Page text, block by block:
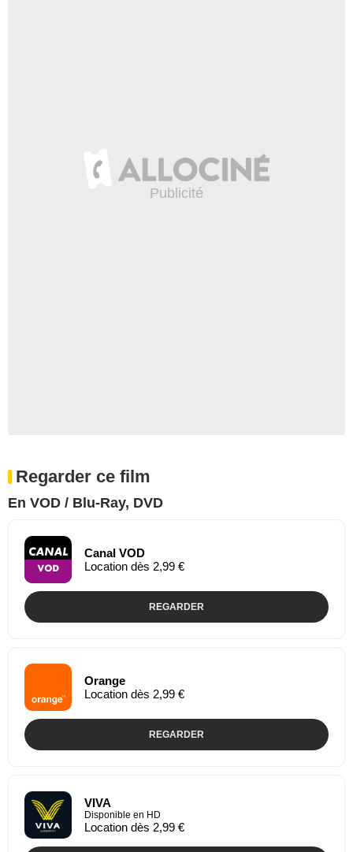
Regarder ce film
En VOD / Blu-Ray, DVD
Canal VOD
Location dès 2,99 €
REGARDER
Orange
Location dès 2,99 €
REGARDER
VIVA
Disponible en HD
Location dès 2,99 €